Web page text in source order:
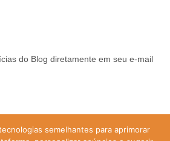
do Blog diretamente em seu e-mail
ASSINARsemelhantes para aprimorar